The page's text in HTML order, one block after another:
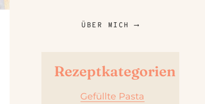
ÜBER MICH ⟶
Rezeptkategorien
Gefüllte Pasta